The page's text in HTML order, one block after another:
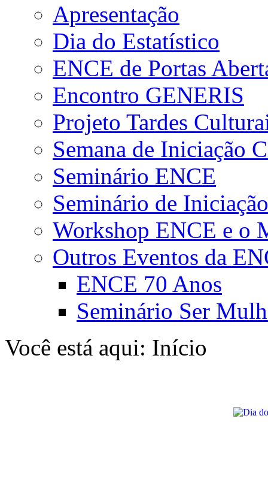
Apresentação
Dia do Estatístico
ENCE de Portas
Encontro GENERIS
Projeto Tardes
Semana de Iniciação
Seminário ENCE
Seminário de
Workshop ENCE e o
Outros Eventos da
ENCE 70 Anos
Seminário Ser
Você está aqui: Início